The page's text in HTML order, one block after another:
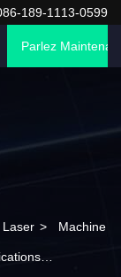
189-1113-0599
Parlez
Laser > Machine